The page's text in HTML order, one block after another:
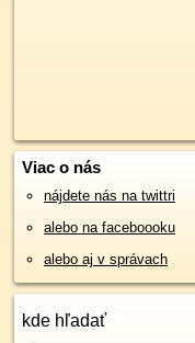
Viac o nás
nájdete nás na twittri
alebo na faceboooku
alebo aj v správach
kde hľadať